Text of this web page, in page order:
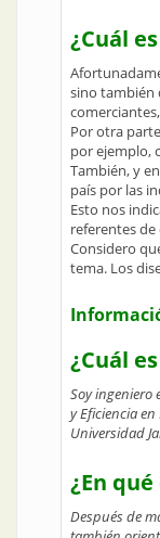
¿Cuál
sino también
Por otra
por ejemplo,
También, y
país por las
Esto nos
referentes de
Considero
tema. Los
¿Cuál
Soy ingeniero
y Eficiencia
Universidad
¿En
Después de